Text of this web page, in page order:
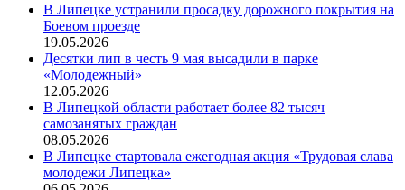
В Липецке устранили просадку дорожного покрытия на
Боевом проезде
19.05.2026
Десятки лип в честь 9 мая высадили в парке
«Молодежный»
12.05.2026
В Липецкой области работает более 82 тысяч
самозанятых граждан
08.05.2026
В Липецке стартовала ежегодная акция «Трудовая слава
молодежи Липецка»